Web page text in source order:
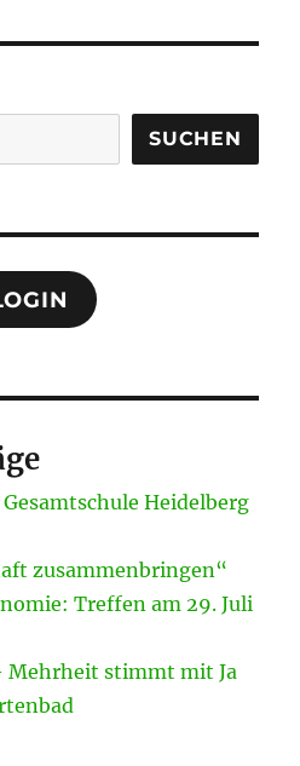
SUCHEN
Heidelberg
zusammenbringen“
Treffen am 29. Juli
Mehrheit stimmt mit Ja